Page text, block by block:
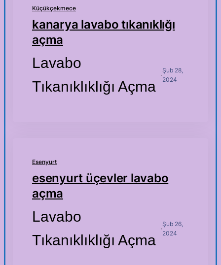
Küçükçekmece
kanarya lavabo tıkanıklığı
açma
Lavabo
Tıkanıklıklığı Açma
·
Şub 28,
2024
Esenyurt
esenyurt üçevler lavabo
açma
Lavabo
Tıkanıklıklığı Açma
·
Şub 26,
2024